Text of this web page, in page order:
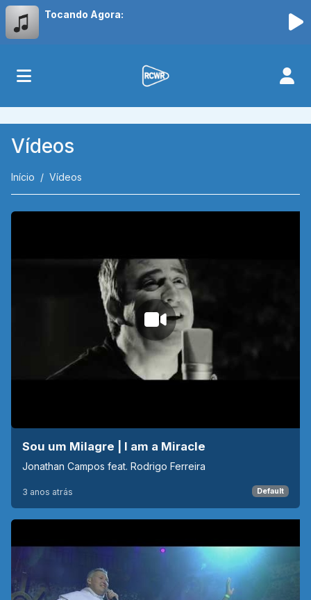
Tocando Agora:
Vídeos
Início Vídeos
Sou um Milagre | I am a Miracle
Jonathan Campos feat. Rodrigo Ferreira
3 anos atrás Default